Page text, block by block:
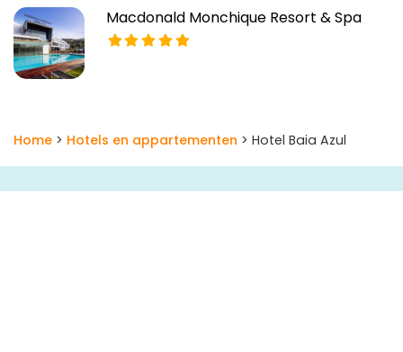
Macdonald Monchique Resort & Spa
Home > Hotels en appartementen > Hotel Baia Azul